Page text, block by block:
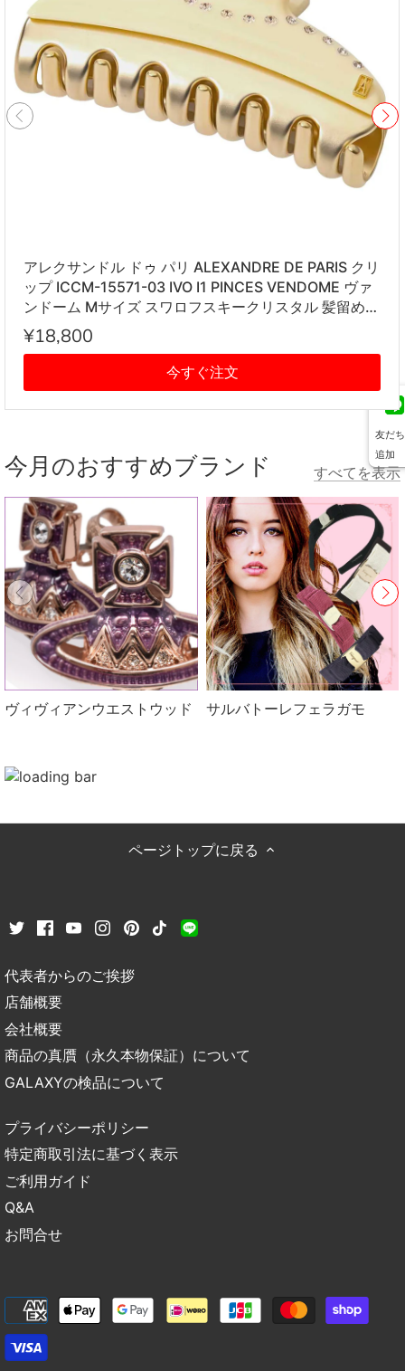
友だち
追加
アレクサンドル ドゥ パリ ALEXANDRE DE PARIS クリ
ップ ICCM-15571-03 IVO I1 PINCES VENDOME ヴァ
ンドーム Mサイズ スワロフスキークリスタル 髪留め
レディース アイボリー系
¥18,800
今すぐ注文
今月のおすすめブランド すべてを表示
ヴィヴィアンウエストウッド サルバトーレフェラガモ
ページトップに戻る
代表者からのご挨拶
店舗概要
会社概要
商品の真贋（永久本物保証）について
GALAXYの検品について
プライバシーポリシー
特定商取引法に基づく表示
ご利用ガイド
Q&A
お問合せ